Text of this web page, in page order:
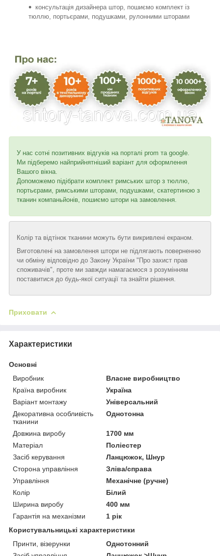
консультація дизайнера штор, пошиємо комплект із
тюллю, портьєрами, подушками, рулонними шторами
У нас сотні позитивних відгуків на порталі prom та google.
Ми підберемо найприйнятніший варіант для оформлення
Вашого вікна.
Допоможемо підібрати комплект римських штор з тюллю,
портьєрами, римськими шторами, подушками, скатертиною з
тканин компаньйонів, пошиємо штори на замовлення.
Колір та відтінок тканини можуть бути викривлені екраном.
Виготовлені на замовлення штори не підлягають поверненню
чи обміну відповідно до Закону України "Про захист прав
споживачів", проте ми завжди намагаємося з розумінням
поставитися до будь-якої ситуації та знайти рішення.
Приховати
Характеристики
Основні
Виробник
Власне виробництво
Країна виробник
Україна
Варіант монтажу
Універсальний
Декоративна особливість
тканини
Однотонна
Довжина виробу
1700 мм
Матеріал
Поліестер
Засіб керування
Ланцюжок, Шнур
Сторона управління
Зліва/справа
Управління
Механічне (ручне)
Колір
Білий
Ширина виробу
400 мм
Гарантія на механізми
1 рік
Користувальницькі характеристики
Принти, візерунки
Однотонний